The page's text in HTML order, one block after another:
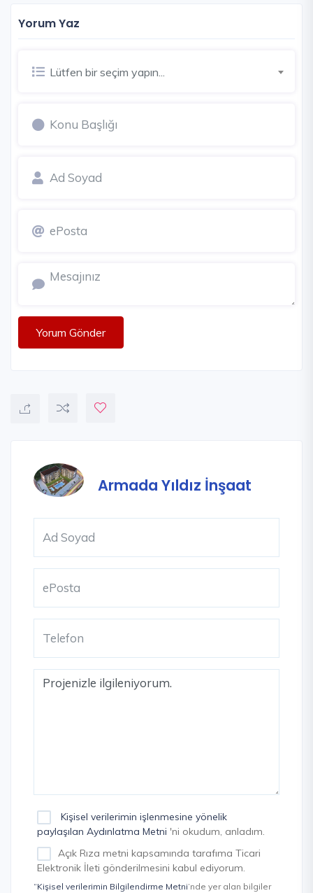
Yorum Yaz
Lütfen bir seçim yapın...
Yorum Gönder
Armada Yıldız İnşaat
Kişisel verilerimin işlenmesine yönelik
paylaşılan Aydınlatma Metni 'ni okudum, anladım.
Açık Rıza metni kapsamında tarafıma Ticari
Elektronik İleti gönderilmesini kabul ediyorum.
“Kişisel verilerimin Bilgilendirme Metni’nde yer alan bilgiler